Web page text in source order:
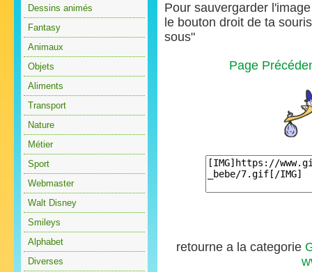
Dessins animés
Fantasy
Animaux
Objets
Aliments
Transport
Nature
Métier
Sport
Webmaster
Walt Disney
Smileys
Alphabet
Diverses
Pour sauvergarder
le bouton droit de ta
sous"
Page
retourne a la categorie